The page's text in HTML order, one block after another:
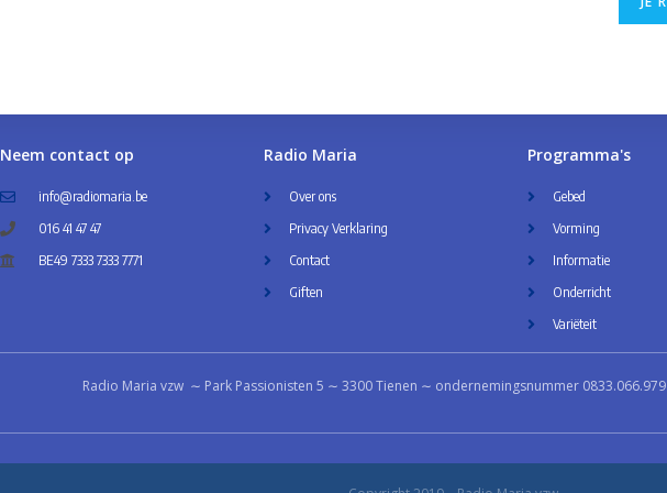
Neem contact op
info@radiomaria.be
016 41 47 47
BE49 7333 7333 7771
Radio Maria
Over ons
Privacy Verklaring
Contact
Giften
Programma's
Gebed
Vorming
Informatie
Onderricht
Variëteit
Radio Maria vzw ∼ Park Passionisten 5 ∼ 3300 Tienen ∼ ondernemingsnummer 0833.066.979